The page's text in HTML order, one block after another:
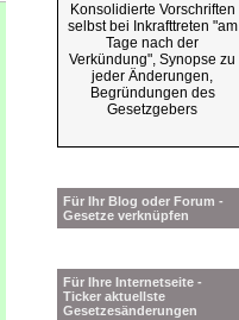
Konsolidierte Vorschriften
selbst bei Inkrafttreten "am
Tage nach der
Verkündung", Synopse zu
jeder Änderungen,
Begründungen des
Gesetzgebers
Für Ihr Blog oder Forum -
Gesetze verknüpfen
Für Ihre Internetseite -
Ticker aktuellste
Gesetzesänderungen